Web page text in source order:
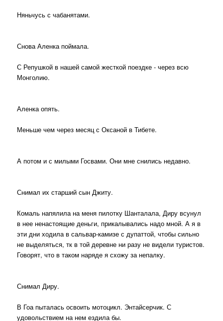
Няньчусь с чабанятами.
Снова Аленка поймала.
С Репушкой в нашей самой жесткой поездке - через всю
Монголию.
Аленка опять.
Меньше чем через месяц с Оксаной в Тибете.
А потом и с милыми Госвами. Они мне снились недавно.
Снимал их старший сын Джиту.
Комаль напялила на меня пилотку Шанталала, Диру всунул
в нее ненастоящие деньги, прикалывались надо мной. А я в
эти дни ходила в сальвар-камизе с дупаттой, чтобы сильно
не выделяться, тк в той деревне ни разу не видели туристов.
Говорят, что в таком наряде я схожу за непалку.
Снимал Диру.
В Гоа пыталась освоить мотоцикл. Энтайсерчик. С
удовольствием на нем ездила бы.